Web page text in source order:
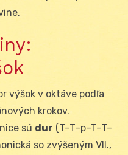
výšok v oktáve podľa
krokov.
sú dur (T–T–p–T–T–
so zvýšeným VII.,